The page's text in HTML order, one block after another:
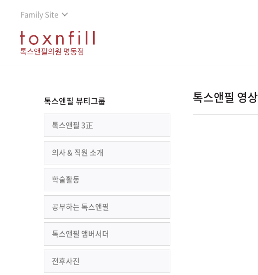
Family Site
톡스앤필의원 명동점
톡스앤필 뷰티그룹
톡스앤필 3正
의사 & 직원 소개
학술활동
공부하는 톡스앤필
톡스앤필 앰버서더
전후사진
톡스앤필 영상